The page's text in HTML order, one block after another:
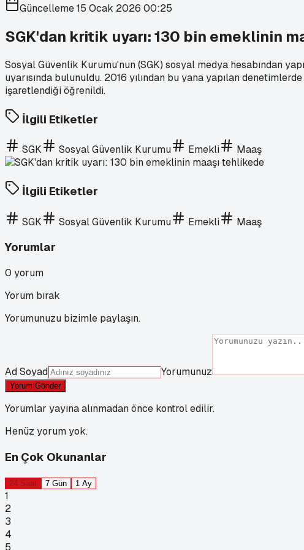
Güncelleme15 Ocak 2026 00:25
SGK'dan kritik uyarı: 130 bin emeklinin
Sosyal Güvenlik Kurumu'nun (SGK) sosyal medya hesabından
uyarısında bulunuldu. 2016 yılından bu yana yapılan
işaretlendiği öğrenildi.
İlgili Etiketler
SGK Sosyal Güvenlik Kurumu Emekli Maaş
İlgili Etiketler
SGK Sosyal Güvenlik Kurumu Emekli Maaş
Yorumlar
0 yorum
Yorum bırak
Yorumunuzu bizimle paylaşın.
Ad Soyad Yorumunuz
Yorum Gönder
Yorumlar yayına alınmadan önce kontrol edilir.
Henüz yorum yok.
En Çok Okunanlar
24 Saat 7 Gün 1 Ay
1
2
3
4
5